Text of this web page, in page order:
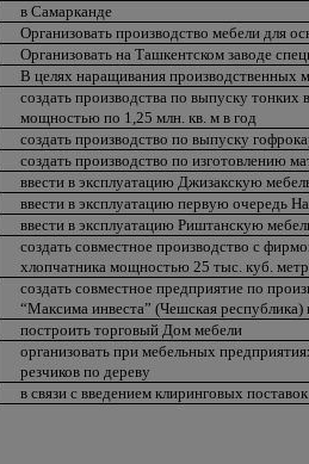
в Самарканде
Организовать производство мебели для
Организовать на Ташкентском заводе
В целях наращивания производственных
создать производства по выпуску
мощностью по 1,25 млн. кв. м в год
создать производство по выпуску
создать производство по изготовлению
ввести в эксплуатацию Джизакскую
ввести в эксплуатацию первую очередь
ввести в эксплуатацию Риштанскую
создать совместное производство с
хлопчатника мощностью 25 тыс. куб.
создать совместное предприятие по
“Максима инвеста” (Чешская
построить торговый Дом мебели
организовать при мебельных
резчиков по дереву
в связи с введением клиринговых